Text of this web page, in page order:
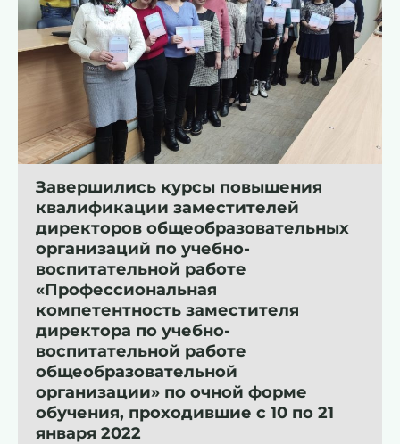
Завершились курсы повышения
квалификации заместителей
директоров общеобразовательных
организаций по учебно-
воспитательной работе
«Профессиональная
компетентность заместителя
директора по учебно-
воспитательной работе
общеобразовательной
организации» по очной форме
обучения, проходившие с 10 по 21
января 2022